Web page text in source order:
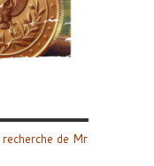
de Mr